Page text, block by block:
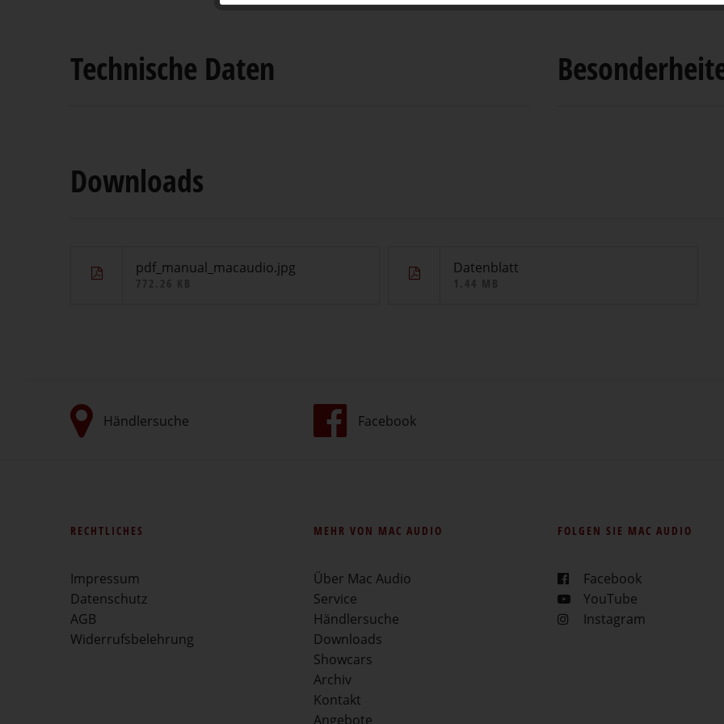
Technische Daten
Downloads
pdf_manual_macaudio.jpg Datenblatt
Händlersuche Facebook
RECHTLICHES
Impressum
Datenschutz
AGB
Widerrufsbelehrung
MEHR VON MAC AUDIO
Über Mac Audio
Service
Händlersuche
Downloads
Showcars
Archiv
Kontakt
Angebote
FOLGEN SIE MAC AUDIO
Facebook
YouTube
Instagram